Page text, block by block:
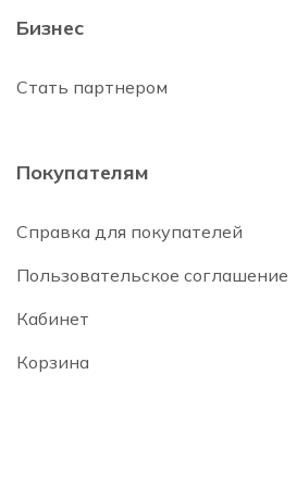
Бизнес
Стать партнером
Покупателям
Справка для покупателей
Пользовательское соглашение
Кабинет
Корзина